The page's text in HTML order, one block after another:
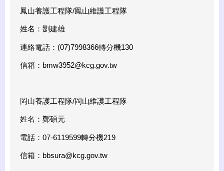
鳳山養護工程隊/鳳山維護工程隊
姓名：劉建雄
連絡電話：(07)7998366轉分機130
信箱： bmw3952@kcg.gov.tw
岡山養護工程隊/岡山維護工程隊
姓名：鄭碩元
電話：07-6119599轉分機219
信箱： bbsura@kcg.gov.tw